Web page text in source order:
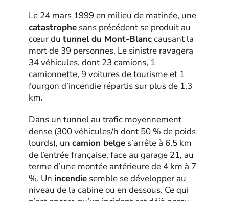
Le 24 mars 1999 en milieu de matinée, une
catastrophe sans précédent se produit au
cœur dutunnel du Mont-Blanccausant la
mort de 39 personnes. Le sinistre ravagera
34 véhicules, dont 23 camions, 1
camionnette, 9 voitures de tourisme et 1
fourgon d’incendie répartis sur plus de 1,3
km.
Dans un tunnel au trafic moyennement
dense (300 véhicules/h dont 50 % de poids
lourds), uncamion belge s’arrête à 6,5 km
de l’entrée française, face au garage 21, au
terme d’une montée antérieure de 4 km à 7
%. Un incendie semble se développer au
niveau de la cabine ou en dessous. Ce qui